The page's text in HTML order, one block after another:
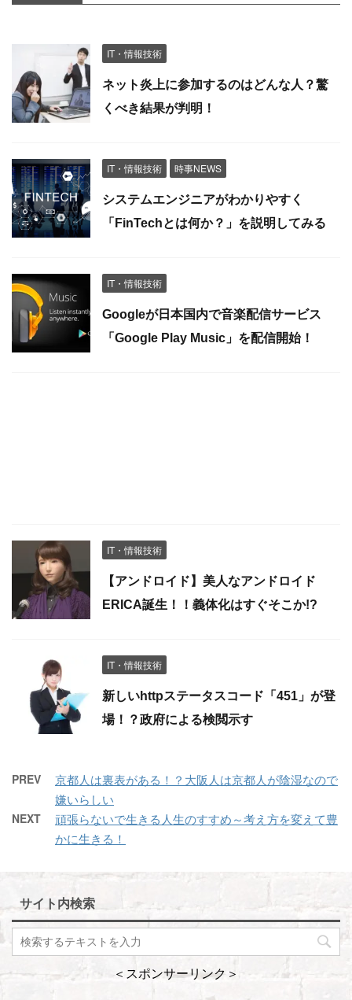
IT・情報技術
ネット炎上に参加するのはどんな人？驚
くべき結果が判明！
IT・情報技術 時事NEWS
システムエンジニアがわかりやすく
「FinTechとは何か？」を説明してみる
IT・情報技術
Googleが日本国内で音楽配信サービス
「Google Play Music」を配信開始！
IT・情報技術
【アンドロイド】美人なアンドロイド
ERICA誕生！！義体化はすぐそこか!?
IT・情報技術
新しいhttpステータスコード「451」が登
場！？政府による検閲示す
PREV
京都人は裏表がある！？大阪人は京都人が陰湿なので
嫌いらしい
NEXT
頑張らないで生きる人生のすすめ～考え方を変えて豊
かに生きる！
サイト内検索
＜スポンサーリンク＞